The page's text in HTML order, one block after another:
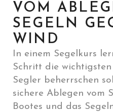
VOM
SEGELN
WIND
In einem Segelkurs
Schritt die
Segler beherrschen
sichere Ablegen vom
Bootes und das